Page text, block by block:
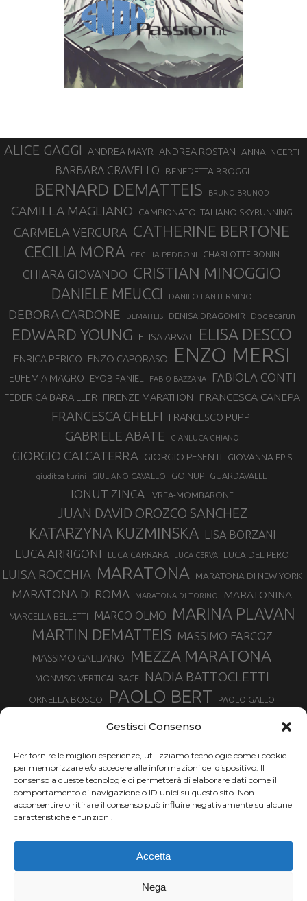
Gestisci Consenso
Per fornire le migliori esperienze, utilizziamo tecnologie come i cookie
per memorizzare e/o accedere alle informazioni del dispositivo. Il
consenso a queste tecnologie ci permetterà di elaborare dati come il
comportamento di navigazione o ID unici su questo sito. Non
acconsentire o ritirare il consenso può influire negativamente su alcune
caratteristiche e funzioni.
Accetta
Nega
ALICE GAGGI ANDREA MAYR ANDREA ROSTAN ANNA INCERTI
BARBARA CRAVELLO BENEDETTA BROGGI
BERNARD DEMATTEIS BRUNO BRUNOD
CAMILLA MAGLIANO CAMPIONATO ITALIANO SKYRUNNING
CARMELA VERGURA CATHERINE BERTONE
CECILIA MORA CECILIA PEDRONI CHARLOTTE BONIN
CHIARA GIOVANDO CRISTIAN MINOGGIO
DANIELE MEUCCI DANILO LANTERMINO
DEBORA CARDONE DEMATTEIS DENISA DRAGOMIR Dodecarun
EDWARD YOUNG ELISA ARVAT ELISA DESCO
ENRICA PERICO ENZO CAPORASO ENZO MERSI
EUFEMIA MAGRO EYOB FANIEL FABIO BAZZANA FABIOLA CONTI
FEDERICA BARAILLER FIRENZE MARATHON FRANCESCA CANEPA
FRANCESCA GHELFI FRANCESCO PUPPI
GABRIELE ABATE GIANLUCA GHIANO
GIORGIO CALCATERRA GIORGIO PESENTI GIOVANNA EPIS
giuditta turini GIULIANO CAVALLO GOINUP GUARDAVALLE
IONUT ZINCA IVREA-MOMBARONE
JUAN DAVID OROZCO SANCHEZ
KATARZYNA KUZMINSKA LISA BORZANI
LUCA ARRIGONI LUCA CARRARA LUCA CERVA LUCA DEL PERO
LUISA ROCCHIA MARATONA MARATONA DI NEW YORK
MARATONA DI ROMA MARATONA DI TORINO MARATONINA
MARCELLA BELLETTI MARCO OLMO MARINA PLAVAN
MARTIN DEMATTEIS MASSIMO FARCOZ
MASSIMO GALLIANO MEZZA MARATONA
MONVISO VERTICAL RACE NADIA BATTOCLETTI
ORNELLA BOSCO PAOLO BERT PAOLO GALLO
SILVIA SERAFINI SONIA GLAREY TAVAGNASCO TOR DES GEANTS
TOUR MONVISO TRAIL TRAIL MONTE CASTO TROFEO KIMA
TURIN MARATHON URBAN ZEMMER VAL DI FASSA RUNNING
VALENTINA BELOTTI
VENICE MARATHON
XAVIER CHEVRIER
YEMAN CRIPPA